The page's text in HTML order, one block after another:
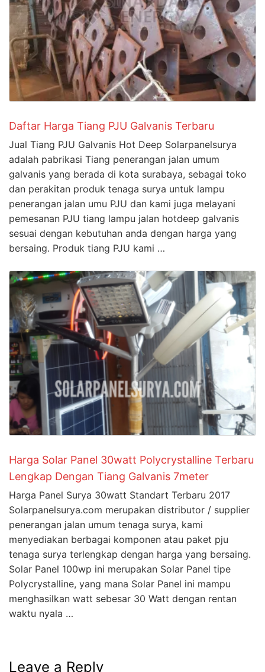
Daftar Harga Tiang PJU Galvanis Terbaru
Jual Tiang PJU Galvanis Hot Deep Solarpanelsurya
adalah pabrikasi Tiang penerangan jalan umum
galvanis yang berada di kota surabaya, sebagai toko
dan perakitan produk tenaga surya untuk lampu
penerangan jalan umu PJU dan kami juga melayani
pemesanan PJU tiang lampu jalan hotdeep galvanis
sesuai dengan kebutuhan anda dengan harga yang
bersaing. Produk tiang PJU kami …
Harga Solar Panel 30watt Polycrystalline Terbaru
Lengkap Dengan Tiang Galvanis 7meter
Harga Panel Surya 30watt Standart Terbaru 2017
Solarpanelsurya.com merupakan distributor / supplier
penerangan jalan umum tenaga surya, kami
menyediakan berbagai komponen atau paket pju
tenaga surya terlengkap dengan harga yang bersaing.
Solar Panel 100wp ini merupakan Solar Panel tipe
Polycrystalline, yang mana Solar Panel ini mampu
menghasilkan watt sebesar 30 Watt dengan rentan
waktu nyala …
Leave a Reply